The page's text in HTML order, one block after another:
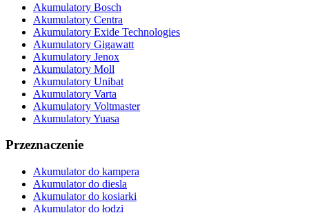
Akumulatory Bosch
Akumulatory Centra
Akumulatory Exide Technologies
Akumulatory Gigawatt
Akumulatory Jenox
Akumulatory Moll
Akumulatory Unibat
Akumulatory Varta
Akumulatory Voltmaster
Akumulatory Yuasa
Przeznaczenie
Akumulator do kampera
Akumulator do diesla
Akumulator do kosiarki
Akumulator do łodzi